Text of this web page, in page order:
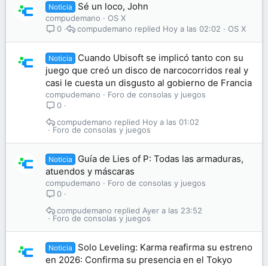
Noticia Sé un loco, John
compudemano
OS X
0
OS X
Hoy a las 02:02
compudemano
Noticia
Cuando Ubisoft se implicó tanto con su
juego que creó un disco de narcocorridos real y
casi le cuesta un disgusto al gobierno de Francia
compudemano
Foro de consolas y juegos
0
Foro de consolas y juegos
Hoy a las 01:02
compudemano
Noticia
Guía de Lies of P: Todas las armaduras,
atuendos y máscaras
compudemano
Foro de consolas y juegos
0
Foro de consolas y juegos
Ayer a las 23:52
compudemano
Noticia
Solo Leveling: Karma reafirma su estreno
en 2026: Confirma su presencia en el Tokyo